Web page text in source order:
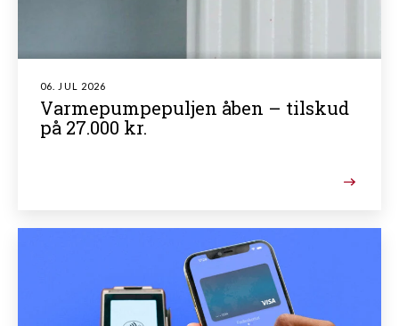
06. JUL 2026
Varmepumpepuljen åben – tilskud
på 27.000 kr.